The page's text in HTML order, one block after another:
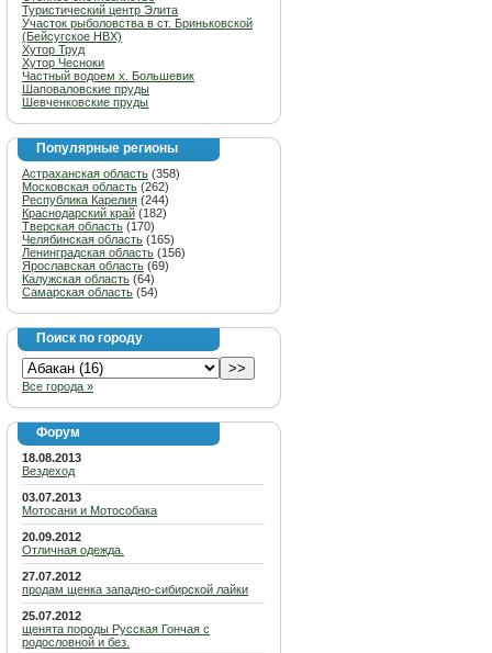
Туристический центр Элита
Участок рыболовства в ст. Бриньковской
(Бейсугское НВХ)
Хутор Труд
Хутор Чесноки
Частный водоем х. Большевик
Шаповаловские пруды
Шевченковские пруды
Популярные регионы
Астраханская область (358)
Московская область (262)
Республика Карелия (244)
Краснодарский край (182)
Тверская область (170)
Челябинская область (165)
Ленинградская область (156)
Ярославская область (69)
Калужская область (64)
Самарская область (54)
Поиск по городу
Все города »
Форум
18.08.2013
Вездеход
03.07.2013
Мотосани и Мотособака
20.09.2012
Отличная одежда.
27.07.2012
продам щенка западно-сибирской лайки
25.07.2012
щенята породы Русская Гончая с
родословной и без.